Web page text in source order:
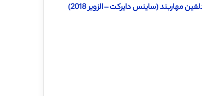
دانلود ترجمه مقاله آزمایش نمونه اولیه برای حذف جزئی و نفوذ مجدد سکوی دلفین مهاربند (ساینس دایرکت – الزویر 2018)